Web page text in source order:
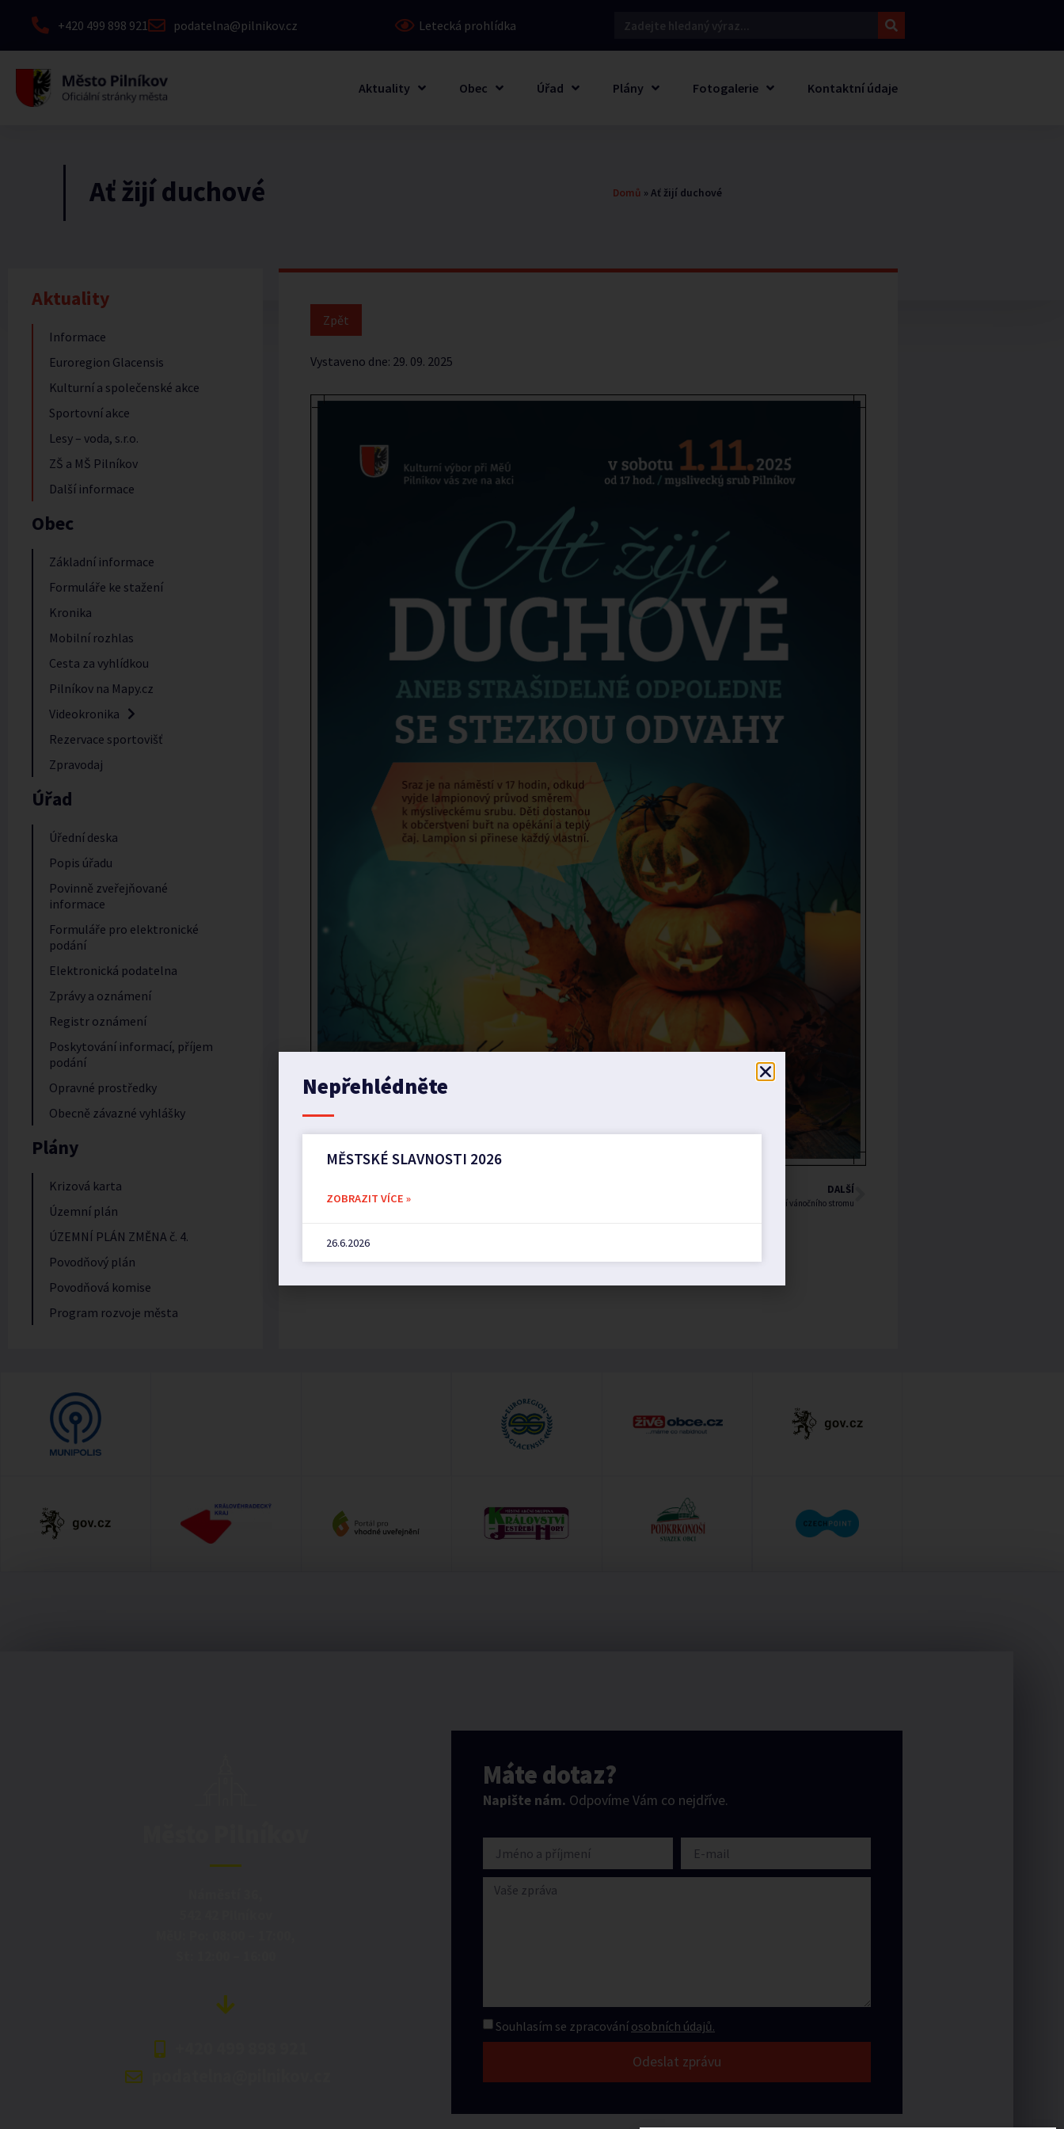
+420 499 898 921 podatelna@pilnikov.cz Letecká prohlídka
Aktuality Obec Úřad Plány Fotogalerie Kontaktní údaje
Ať žijí duchové Domů » Ať žijí duchové
Aktuality
Informace
Euroregion Glacensis
Kulturní a společenské akce
Sportovní akce
Lesy – voda, s.r.o.
ZŠ a MŠ Pilníkov
Další informace
Obec
Základní informace
Formuláře ke stažení
Kronika
Mobilní rozhlas
Cesta za vyhlídkou
Pilníkov na Mapy.cz
Videokronika
Rezervace sportovišť
Zpravodaj
Úřad
Úřední deska
Popis úřadu
Povinně zveřejňované
informace
Formuláře pro elektronické
podání
Elektronická podatelna
Zprávy a oznámení
Registr oznámení
Poskytování informací, příjem
podání
Opravné prostředky
Obecně závazné vyhlášky
Plány
Krizová karta
Územní plán
ÚZEMNÍ PLÁN ZMĚNA č. 4.
Povodňový plán
Povodňová komise
Program rozvoje města
Vystaveno dne: 29. 09. 2025
HLÁŠENÍ ROZHLASU 29. 9. 2025
DALŠÍ
Čertoviny a rozsvícení vánočního stromu
Máte dotaz?
Napište nám. Odpovíme Vám co nejdříve.
Souhlasím se zpracování osobních údajů.
Odeslat zprávu
Nepřehlédněte
MĚSTSKÉ SLAVNOSTI 2026
ZOBRAZIT VÍCE »
26.6.2026